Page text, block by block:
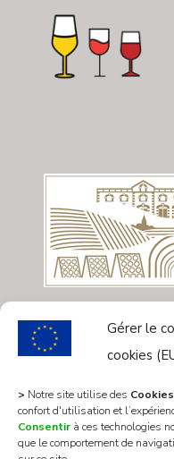
Gérer le
cookies
> Notre site utilise des Cookies
confort d'utilisation et
Consentir à ces technologies
que le comportement de